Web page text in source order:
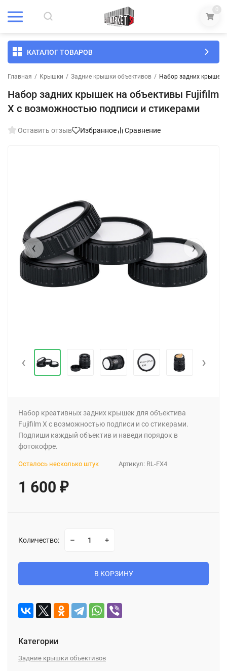
0
КАТАЛОГ ТОВАРОВ
Главная / Крышки / Задние крышки объективов / Набор задних крышек
Набор задних крышек на объективы Fujifilm
X с возможностью подписи и стикерами
Оставить отзыв Избранное Сравнение
‹ ›
‹ ›
Набор креативных задних крышек для объектива
Fujifilm X с возможностью подписи и со стикерами.
Подпиши каждый объектив и наведи порядок в
фотокофре.
Артикул: RL-FX4
Осталось несколько штук
1 600 ₽
Количество:
В КОРЗИНУ
Категории
Задние крышки объективов